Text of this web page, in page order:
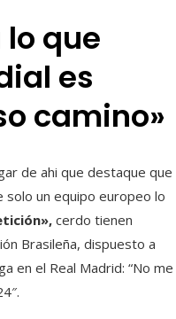
que
es
camino»
de ahi que destaque que
solo un equipo europeo lo
cerdo tienen
Brasileña, dispuesto a
en el Real Madrid: “No me